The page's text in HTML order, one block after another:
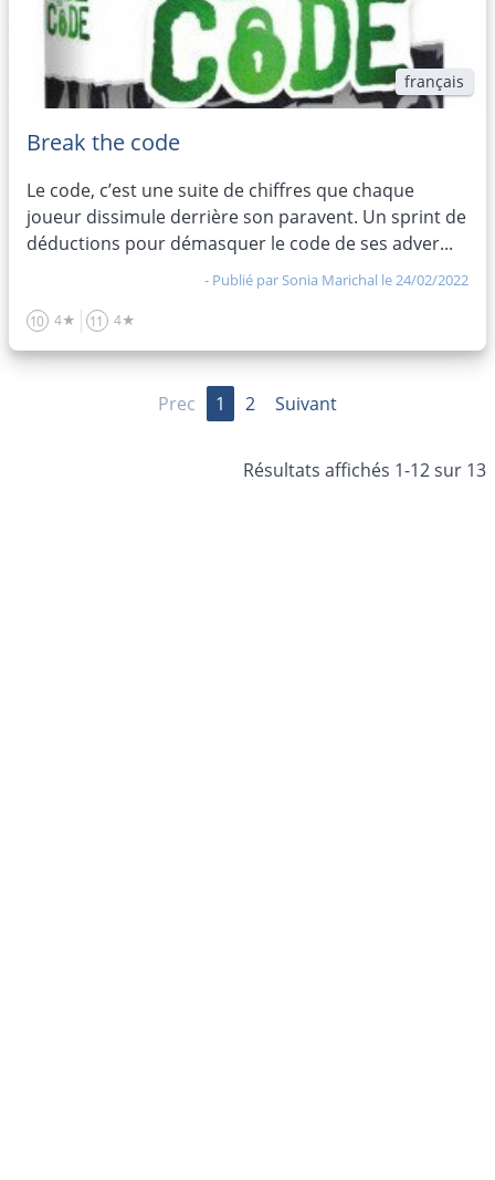
français
Break the code
Le code, c’est une suite de chiffres que chaque
joueur dissimule derrière son paravent. Un sprint de
déductions pour démasquer le code de ses adver...
- Publié parSonia Marichal le 24/02/2022
10 4★ 11 4★
Prec 1 2 Suivant
Résultats affichés 1-12 sur 13